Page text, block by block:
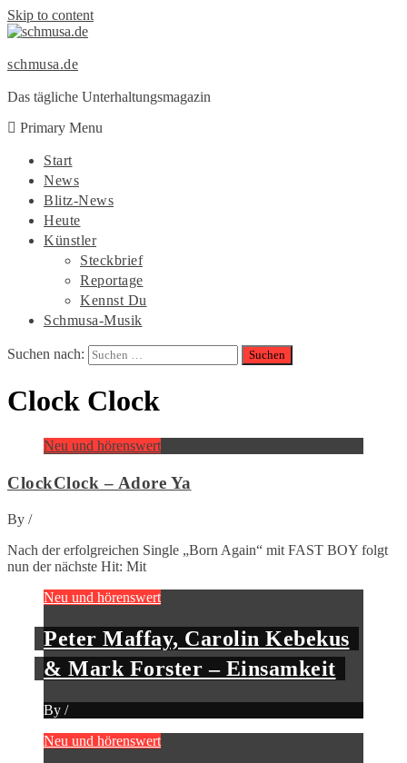
Skip to content
schmusa.de
Das tägliche Unterhaltungsmagazin
Primary Menu
Start
News
Blitz-News
Heute
Künstler
Steckbrief
Reportage
Kennst Du
Schmusa-Musik
Suchen nach:
Clock Clock
Neu und hörenswert
ClockClock – Adore Ya
By /
Nach der erfolgreichen Single „Born Again“ mit FAST BOY folgt
nun der nächste Hit: Mit
Neu und hörenswert
Peter Maffay, Carolin Kebekus
& Mark Forster – Einsamkeit
By /
Neu und hörenswert